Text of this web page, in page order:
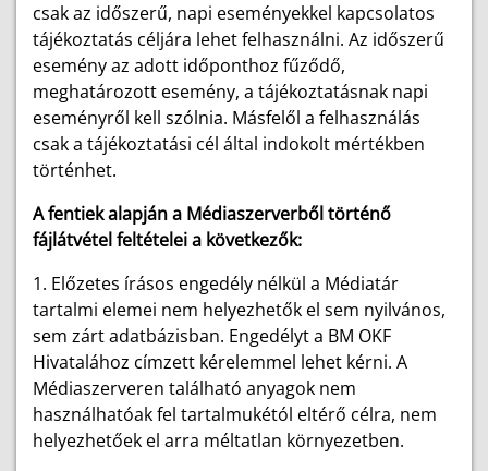
csak az időszerű, napi eseményekkel kapcsolatos
tájékoztatás céljára lehet felhasználni. Az időszerű
esemény az adott időponthoz fűződő,
meghatározott esemény, a tájékoztatásnak napi
eseményről kell szólnia. Másfelől a felhasználás
csak a tájékoztatási cél által indokolt mértékben
történhet.
A fentiek alapján a Médiaszerverből történő
fájlátvétel feltételei a következők:
1. Előzetes írásos engedély nélkül a Médiatár
tartalmi elemei nem helyezhetők el sem nyilvános,
sem zárt adatbázisban. Engedélyt a BM OKF
Hivatalához címzett kérelemmel lehet kérni. A
Médiaszerveren található anyagok nem
használhatóak fel tartalmukétól eltérő célra, nem
helyezhetőek el arra méltatlan környezetben.